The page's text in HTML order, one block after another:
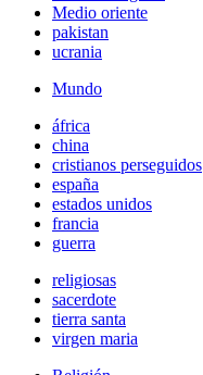
Medio oriente
pakistan
ucrania
Mundo
áfrica
china
cristianos perseguidos
españa
estados unidos
francia
guerra
religiosas
sacerdote
tierra santa
virgen maria